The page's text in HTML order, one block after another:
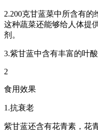
2.200克甘蓝菜中所含有的
这种蔬菜还能够给人体提
剂。
3.紫甘蓝中含有丰富的叶酸
2
食用效果
1.抗衰老
紫甘蓝还含有花青素，花